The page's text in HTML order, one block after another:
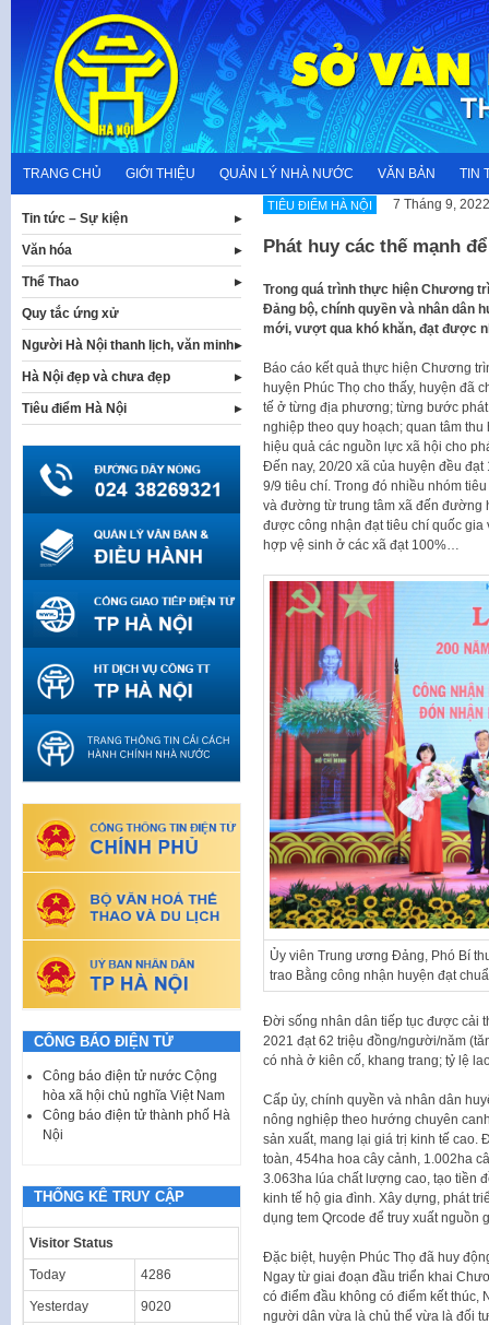
content
TRANG CHỦ GIỚI THIỆU QUẢN LÝ NHÀ NƯỚC VĂN BẢN TIN
TIÊU ĐIỂM HÀ NỘI 7 Tháng 9, 2022
Phát huy các thế mạnh
Trong quá trình thực hiện Chương
Đảng bộ, chính quyền và nhân dân
mới, vượt qua khó khăn, đạt được
Báo cáo kết quả thực hiện Chương
huyện Phúc Thọ cho thấy, huyện đã
tế ở từng địa phương; từng bước
nghiệp theo quy hoạch; quan tâm
hiệu quả các nguồn lực xã hội cho
Đến nay, 20/20 xã của huyện đều
9/9 tiêu chí. Trong đó nhiều nhóm
và đường từ trung tâm xã đến đường
được công nhận đạt tiêu chí quốc
hợp vệ sinh ở các xã đạt 100%…
Ủy viên Trung ương Đảng, Phó Bí
trao Bằng công nhận huyện đạt
Đời sống nhân dân tiếp tục được cải
2021 đạt 62 triệu đồng/người/năm
có nhà ở kiên cố, khang trang; tỷ lệ
Cấp ủy, chính quyền và nhân dân
nông nghiệp theo hướng chuyên
sản xuất, mang lại giá trị kinh tế cao.
toàn, 454ha hoa cây cảnh, 1.002ha
3.063ha lúa chất lượng cao, tạo tiền
kinh tế hộ gia đình. Xây dựng, phát
dụng tem Qrcode để truy xuất nguồn
Đặc biệt, huyện Phúc Thọ đã huy
Ngay từ giai đoạn đầu triển khai
có điểm đầu không có điểm kết thúc,
người dân vừa là chủ thể vừa là đối
Tin tức – Sự kiện
Văn hóa
Thể Thao
Quy tắc ứng xử
Người Hà Nội thanh lịch, văn minh
Hà Nội đẹp và chưa đẹp
Tiêu điểm Hà Nội
CÔNG BÁO ĐIỆN TỬ
Công báo điện tử nước Cộng
hòa xã hội chủ nghĩa Việt Nam
Công báo điện tử thành phố Hà
Nội
THỐNG KÊ TRUY CẬP
Visitor Status
Today 4286
Yesterday 9020